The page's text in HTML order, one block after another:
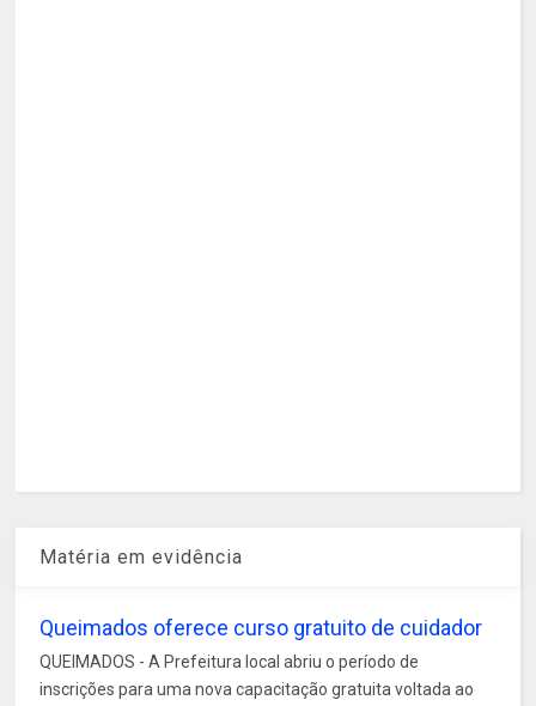
Matéria em evidência
Queimados oferece curso gratuito de cuidador
QUEIMADOS - A Prefeitura local abriu o período de
inscrições para uma nova capacitação gratuita voltada ao